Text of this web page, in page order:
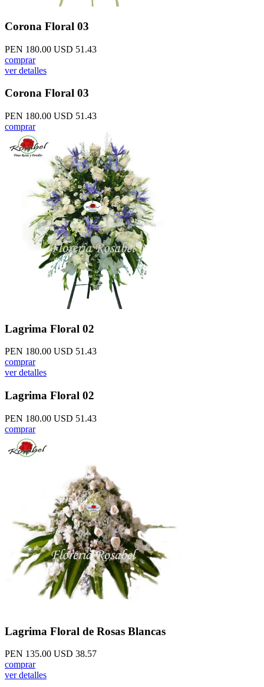
Corona Floral 03
PEN 180.00 USD 51.43
comprar
ver detalles
Corona Floral 03
PEN 180.00 USD 51.43
comprar
Lagrima Floral 02
PEN 180.00 USD 51.43
comprar
ver detalles
Lagrima Floral 02
PEN 180.00 USD 51.43
comprar
Lagrima Floral de Rosas Blancas
PEN 135.00 USD 38.57
comprar
ver detalles